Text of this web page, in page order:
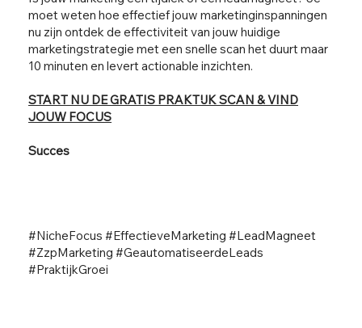
moet weten hoe effectief jouw marketinginspanningen
nu zijn ontdek de effectiviteit van jouw huidige
marketingstrategie met een snelle scan het duurt maar
10 minuten en levert actionable inzichten.
START NU DE GRATIS PRAKTIJK SCAN & VIND
JOUW FOCUS
Succes
#NicheFocus #EffectieveMarketing #LeadMagneet
#ZzpMarketing #GeautomatiseerdeLeads
#PraktijkGroei